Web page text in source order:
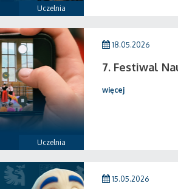
Uczelnia
Uczelnia
18.05.2026
7. Festiwal
więcej
15.05.2026